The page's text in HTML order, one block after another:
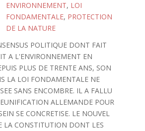
ENVIRONNEMENT, LOI
FONDAMENTALE, PROTECTION
DE LA NATURE
POLITIQUE DONT FAIT
A L'ENVIRONNEMENT EN
PLUS DE TRENTE ANS, SON
LA LOI FONDAMENTALE NE
SANS ENCOMBRE. IL A FALLU
ALLEMANDE POUR
SE CONCRETISE. LE NOUVEL
LA CONSTITUTION DONT LES